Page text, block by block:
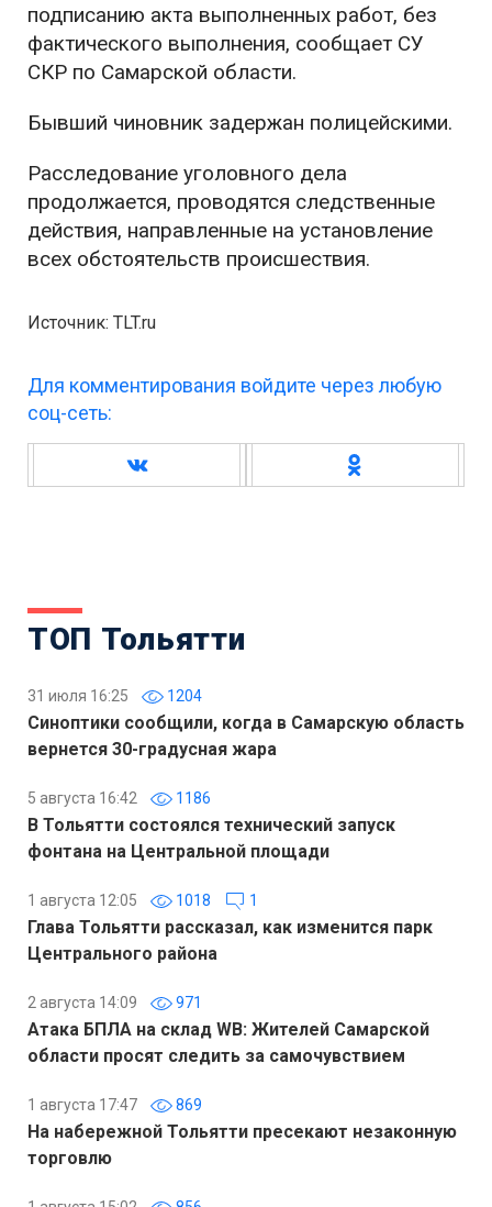
подписанию акта выполненных работ, без
фактического выполнения, сообщает СУ
СКР по Самарской области.
Бывший чиновник задержан полицейскими.
Расследование уголовного дела
продолжается, проводятся следственные
действия, направленные на установление
всех обстоятельств происшествия.
Источник: TLT.ru
Для комментирования войдите через любую
соц-сеть:
ТОП Тольятти
31 июля 16:25 1204
Синоптики сообщили, когда в Самарскую область
вернется 30-градусная жара
5 августа 16:42 1186
В Тольятти состоялся технический запуск
фонтана на Центральной площади
1 августа 12:05 1018 1
Глава Тольятти рассказал, как изменится парк
Центрального района
2 августа 14:09 971
Атака БПЛА на склад WB: Жителей Самарской
области просят следить за самочувствием
1 августа 17:47 869
На набережной Тольятти пресекают незаконную
торговлю